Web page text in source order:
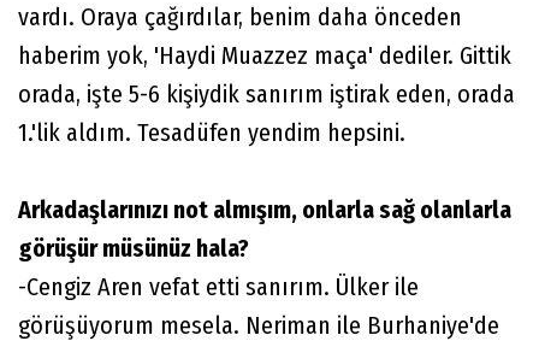
vardı. Oraya çağırdılar, benim daha önceden
haberim yok, 'Haydi Muazzez maça' dediler. Gittik
orada, işte 5-6 kişiydik sanırım iştirak eden, orada
1.'lik aldım. Tesadüfen yendim hepsini.
Arkadaşlarınızı not almışım, onlarla sağ olanlarla
görüşür müsünüz hala?
-Cengiz Aren vefat etti sanırım. Ülker ile
görüşüyorum mesela. Neriman ile Burhaniye'de